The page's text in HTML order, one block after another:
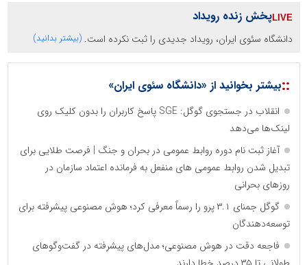
پخش زنده رویداد
دانشگاه سئوی ایران، رویداد جدیدی را ثبت نکرده است. (بیشتر بدانید)
::بیشتر بخوانید از «دانشگاه سئوی ایران»
انقلاب در جستجوی گوگل: SGE پاسخ کاربران را بدون کلیک روی
لینک‌ها می‌دهد
آغاز ثبت نام دوره روابط عمومی در بحران و جنگ | فرصت طلایی برای
تبدیل شدن روابط عمومی های منفعل به فرمانده اعتماد سازمان در
روزهای بحرانی
گوگل جمنای ۳.۱ پرو را رسماً معرفی کرد؛ هوش مصنوعی پیشرفته برای
توسعه‌دهندگان
فاجعه دقت در هوش مصنوعی؛ مدل‌های پیشرفته در گفت‌وگوهای